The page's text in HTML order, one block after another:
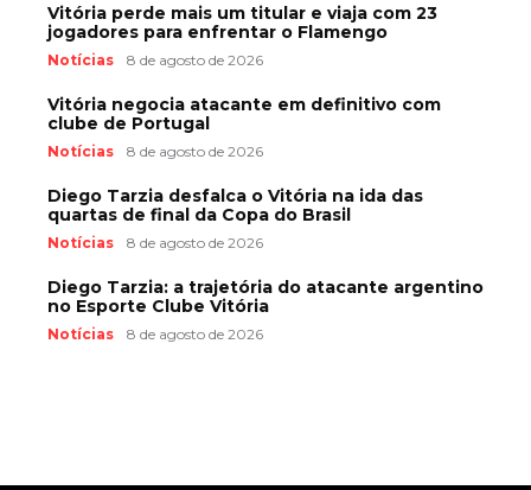
Vitória perde mais um titular e viaja com 23
jogadores para enfrentar o Flamengo
Notícias 8 de agosto de 2026
Vitória negocia atacante em definitivo com
clube de Portugal
Notícias 8 de agosto de 2026
Diego Tarzia desfalca o Vitória na ida das
quartas de final da Copa do Brasil
Notícias 8 de agosto de 2026
Diego Tarzia: a trajetória do atacante argentino
no Esporte Clube Vitória
Notícias 8 de agosto de 2026